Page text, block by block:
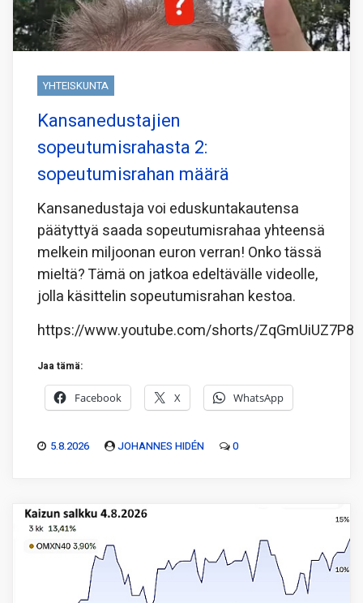
YHTEISKUNTA
Kansanedustajien
sopeutumisrahasta 2:
sopeutumisrahan määrä
Kansanedustaja voi eduskuntakautensa
päätyttyä saada sopeutumisrahaa yhteensä
melkein miljoonan euron verran! Onko tässä
mieltä? Tämä on jatkoa edeltävälle videolle,
jolla käsittelin sopeutumisrahan kestoa.
https://www.youtube.com/shorts/ZqGmUiUZ7P8
Jaa tämä:
Facebook X WhatsApp
5.8.2026 JOHANNES HIDÉN 0